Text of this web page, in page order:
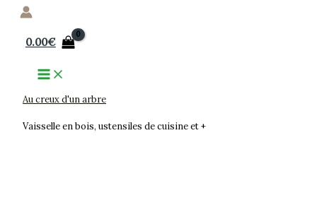
Aller
contenu
0.00€
Au creux d'un arbre
Vaisselle en bois, ustensiles de cuisine et +